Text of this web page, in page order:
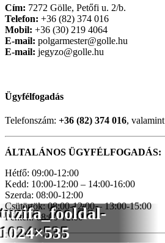
tuzifa_fooldal-
1024×535
Cím: 7272 Gölle, Petőfi u. 2/b.
Telefon: +36 (82) 374 016
Mobil: +36 (30) 219 4064
E-mail: polgarmester@golle.hu
E-mail: jegyzo@golle.hu
Ügyfélfogadás
Telefonszám: +36 (82) 374 016, valamint
ÁLTALÁNOS ÜGYFÉLFOGADÁS:
Hétfő: 09:00-12:00
Kedd: 10:00-12:00 – 14:00-16:00
Szerda: 08:00-12:00
Csütörtök: 08:00-12:00 – 13:00-15:00
Péntek: 08:00-12:00